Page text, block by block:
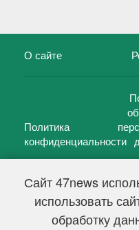
Сайт 47news
использовать
обработку
О сайте
Политика
конфиденциальности
47 новостей (47 news)
Свидетельство о